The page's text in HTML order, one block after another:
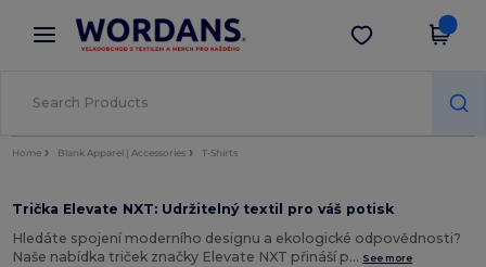
× Aplikace Wordans
Lepší ceny v aplikaci!
Stáhnout app
Home Blank Apparel | Accessories T-Shirts
Trička Elevate NXT: Udržitelný textil pro váš potisk
Hledáte spojení moderního designu a ekologické odpovědnosti?
Naše nabídka triček značky Elevate NXT přináší p… See more